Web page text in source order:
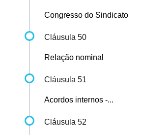
Congresso do Sindicato
Cláusula 50
Relação nominal
Cláusula 51
Acordos internos -...
Cláusula 52